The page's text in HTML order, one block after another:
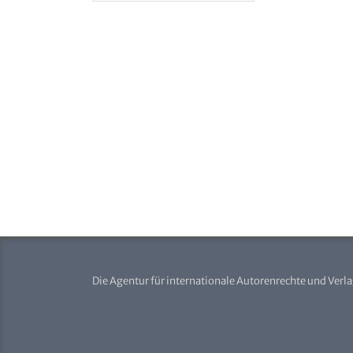
Die Agentur für internationale Autorenrechte und